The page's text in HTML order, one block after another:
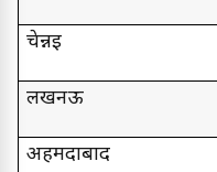
चेन्नई
लखनऊ
अहमदाबाद